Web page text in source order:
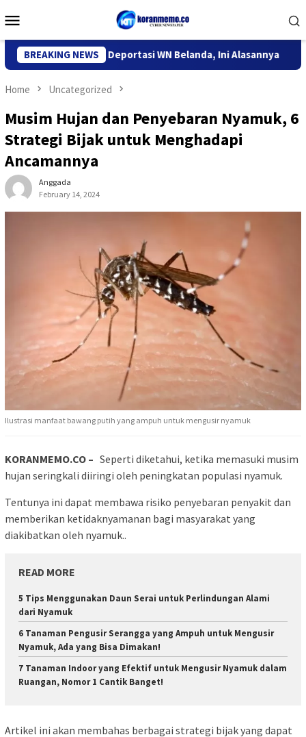
to
Menu
BREAKING NEWS
Kediri Deportasi WN Belanda, Ini Alasannya 9
Home Uncategorized
Musim Hujan dan Penyebaran Nyamuk, 6
Strategi Bijak untuk Menghadapi
Ancamannya
Anggada
February 14, 2024
Ilustrasi manfaat bawang putih yang ampuh untuk mengusir nyamuk
KORANMEMO.CO – Seperti diketahui, ketika memasuki musim
hujan seringkali diiringi oleh peningkatan populasi nyamuk.
Tentunya ini dapat membawa risiko penyebaran penyakit dan
memberikan ketidaknyamanan bagi masyarakat yang
diakibatkan oleh nyamuk..
READ MORE
5 Tips Menggunakan Daun Serai untuk Perlindungan Alami
dari Nyamuk
6 Tanaman Pengusir Serangga yang Ampuh untuk Mengusir
Nyamuk, Ada yang Bisa Dimakan!
7 Tanaman Indoor yang Efektif untuk Mengusir Nyamuk dalam
Ruangan, Nomor 1 Cantik Banget!
Artikel ini akan membahas berbagai strategi bijak yang dapat